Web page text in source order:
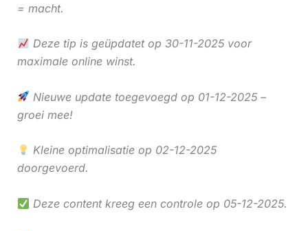
= macht.
Deze tip is geüpdatet op 30-11-2025 voor
maximale online winst.
Nieuwe update toegevoegd op 01-12-2025 –
groei mee!
Kleine optimalisatie op 02-12-2025
doorgevoerd.
Deze content kreeg een controle op 05-12-2025.